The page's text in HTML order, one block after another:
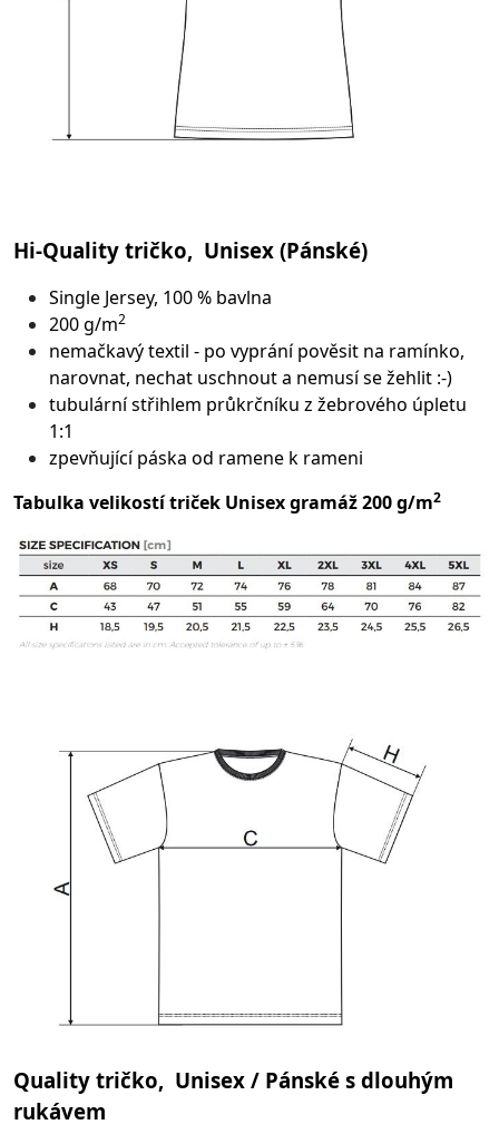
Hi-Quality tričko, Unisex (Pánské)
Single Jersey, 100 % bavlna
200 g/m2
nemačkavý textil - po vyprání pověsit na ramínko,
narovnat, nechat uschnout a nemusí se žehlit :-)
tubulární střihlem průkrčníku z žebrového úpletu
1:1
zpevňující páska od ramene k rameni
Tabulka velikostí triček Unisex gramáž 200 g/m2
Quality tričko, Unisex / Pánské s dlouhým
rukávem